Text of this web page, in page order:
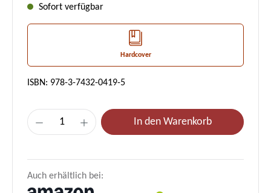
Sofort verfügbar
Hardcover
ISBN: 978-3-7432-0419-5
Produkt Anzahl: Gib den gewünschten
In den Warenkorb
Auch erhältlich bei: